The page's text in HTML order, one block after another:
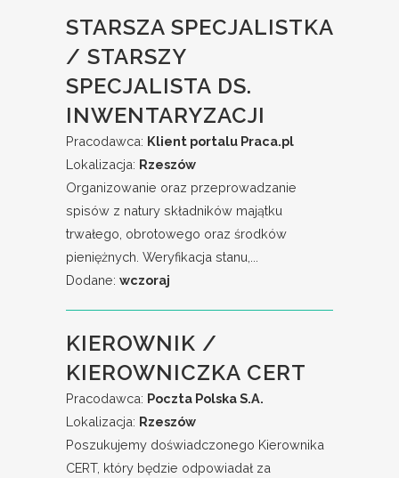
STARSZA SPECJALISTKA
/ STARSZY
SPECJALISTA DS.
INWENTARYZACJI
Pracodawca: Klient portalu Praca.pl
Lokalizacja: Rzeszów
Organizowanie oraz przeprowadzanie
spisów z natury składników majątku
trwałego, obrotowego oraz środków
pieniężnych. Weryfikacja stanu,...
Dodane: wczoraj
KIEROWNIK /
KIEROWNICZKA CERT
Pracodawca: Poczta Polska S.A.
Lokalizacja: Rzeszów
Poszukujemy doświadczonego Kierownika
CERT, który będzie odpowiadał za